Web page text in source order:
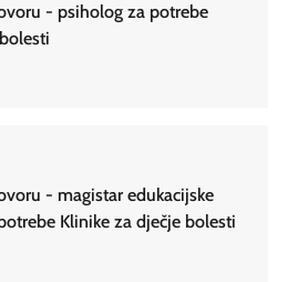
- psiholog za potrebe
- magistar edukacijske
Klinike za dječje bolesti